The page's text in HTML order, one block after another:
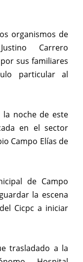
organismos de
Carrero
sus familiares
particular al
noche de este
en el sector
Campo Elías de
de Campo
la escena
Cicpc a iniciar
trasladado a la